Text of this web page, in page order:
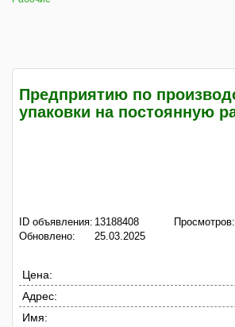
Предприятию по
упаковки на постоянную
ID объявления: 13188408
Обновлено:
25.03.2025
Просмотров:
Цена:
Адрес:
Имя: